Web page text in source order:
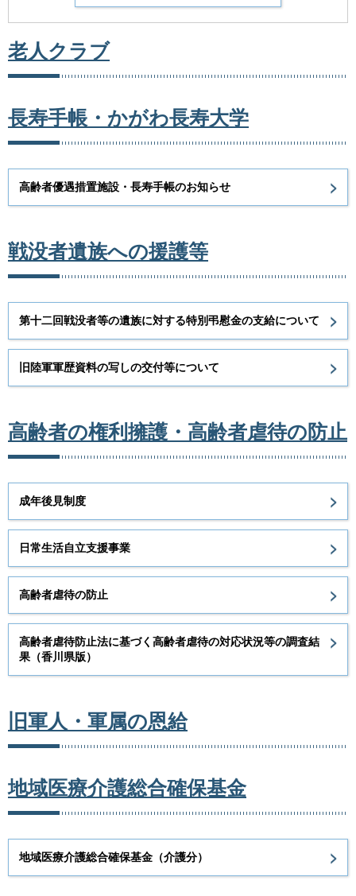
老人クラブ
長寿手帳・かがわ長寿大学
高齢者優遇措置施設・長寿手帳のお知らせ
戦没者遺族への援護等
第十二回戦没者等の遺族に対する特別弔慰金の支給について
旧陸軍軍歴資料の写しの交付等について
高齢者の権利擁護・高齢者虐待の防止
成年後見制度
日常生活自立支援事業
高齢者虐待の防止
高齢者虐待防止法に基づく高齢者虐待の対応状況等の調査結
果（香川県版）
旧軍人・軍属の恩給
地域医療介護総合確保基金
地域医療介護総合確保基金（介護分）